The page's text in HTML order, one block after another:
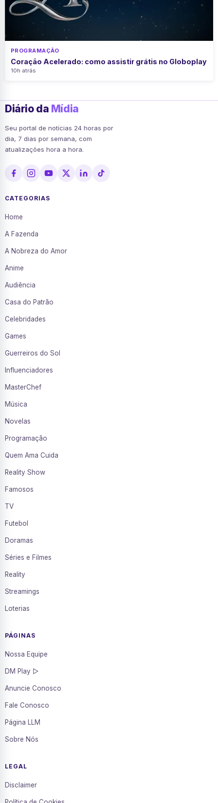
PROGRAMAÇÃO
Coração Acelerado: como assistir grátis no Globoplay
10h atrás
Diário da Mídia
Seu portal de notícias 24 horas por
dia, 7 dias por semana, com
atualizações hora a hora.
CATEGORIAS
Home
A Fazenda
A Nobreza do Amor
Anime
Audiência
Casa do Patrão
Celebridades
Games
Guerreiros do Sol
Influenciadores
MasterChef
Música
Novelas
Programação
Quem Ama Cuida
Reality Show
Famosos
TV
Futebol
Doramas
Séries e Filmes
Reality
Streamings
Loterias
PÁGINAS
Nossa Equipe
DM Play ▷
Anuncie Conosco
Fale Conosco
Página LLM
Sobre Nós
LEGAL
Disclaimer